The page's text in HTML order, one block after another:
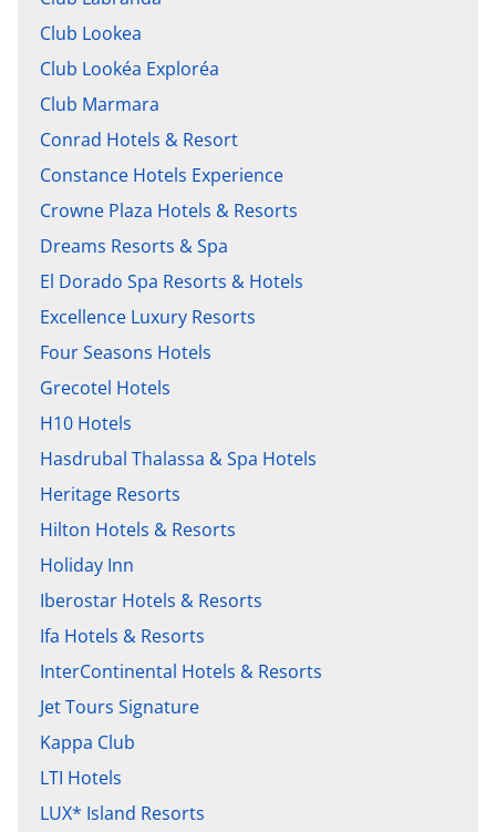
Club Lookea
Club Lookéa Exploréa
Club Marmara
Conrad Hotels & Resort
Constance Hotels Experience
Crowne Plaza Hotels & Resorts
Dreams Resorts & Spa
El Dorado Spa Resorts & Hotels
Excellence Luxury Resorts
Four Seasons Hotels
Grecotel Hotels
H10 Hotels
Hasdrubal Thalassa & Spa Hotels
Heritage Resorts
Hilton Hotels & Resorts
Holiday Inn
Iberostar Hotels & Resorts
Ifa Hotels & Resorts
InterContinental Hotels & Resorts
Jet Tours Signature
Kappa Club
LTI Hotels
LUX* Island Resorts